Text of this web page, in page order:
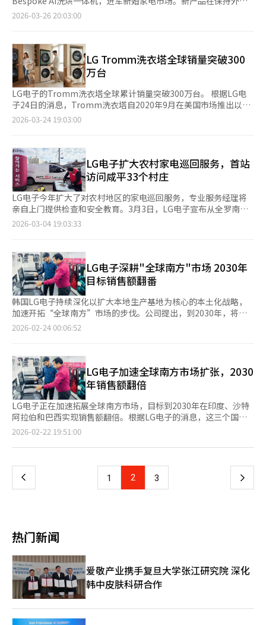
商百思买的自有品牌Insignia产品虽然价格便宜，但在消费者满意
度上得分较低。在高效波轮洗衣机类别中，LG电子
用效率及可靠性等主要指标上均获得高分。目前，LG电子在《消
费者报告》的整体洗衣机评估中，滚筒洗衣机类别占据1至8位，波
轮洗衣机类别则有10款型号进入前列，稳固了其在美国洗衣机市场
的领先地位。※ 本报道经人工智能（AI）系统翻译与编辑。
尺寸不变的情况下，提升了干燥容量和效率。 三星电子于26日在
为20公斤，是国内最大容量的一体机。通过增加“助推换热器”，
干燥容量比前作增加2公斤，优化了热交换器的性能。 产品采
用“预热”方式，快速提升内部温度，缩短整体流程时间。根
据“快速模式”，洗涤和干燥仅需69分钟，比2024年推出的第一
代产品缩短约30分钟。 成宗勋常务表示：“通过第三代换热器系
统，优化了大容量换热器的鳍片间距，最大化了换热面积。”他还
指出，通过精确控制洗衣机内部温度，最大化了大容量衣物的除湿
效率，增强了干燥性能。 产品还搭载了更先进的AI语音助
机”来控制产品，并实时获取使用方法的解答。 此外，产品还具
备“AI定制Plus”功能，能够根据衣物重量、种类和污垢程度执行
最佳程序；“AI振动噪音减震系统”可检测地面状态，优化噪音和
振动；“自动开门Plus”在洗涤结束后自动打开门以排出内部湿
气。 基于新婚夫妇的高需求，三星提供了多项优惠。三星官网上
建立了婚礼家电专用平台，方便用户组合各种家电，并为婚礼客户
提供特别策划展。 金用勋韩国总括CE团队长表示：“对于新婚夫
妇而言，家电性能以及设备之间的有机连接和与居住空间的和谐统
方位服务，显著减轻家务负担。 还推出了特别订阅服务。通过AI订
阅俱乐部，针对订阅婚礼家电的新婚夫妇，提供定制安装服务，例
如在平日晚上或周末安装家电，以及搬家后的重新安装等特别服
务。 产品有深钢、银钢、灰白、白色、黑色鱼子酱五种颜色，价
格根据配置在3199000韩元至4299000韩元之间。
2026-03-26 20:03:00
LG Tromm洗衣塔全球销量突破300
万台
LG电子的Tromm洗衣塔全球累计销量突破300万台。 根据LG电
子24日的消息，Tromm洗衣塔自2020年9月在美国市场推出以
来，已扩展至全球77个国家。约6年间平均每分钟售出一台。 在韩
和干衣机结合为塔式设计，适应了厨房和阳台空间减少的趋势。与
同类产品相比，其高度降低约9厘米，干衣机门中心距地面高度为
148.3厘米，方便身材较矮的用户操作。 去年，该产品被美国《福
布斯》评为“最佳洗衣机和干衣机组合”，并连续两年获得此殊
荣。美国的Reviewed.com和英国的Trusted Reviews也将其评为
最佳组合洗衣机。 去年，LG洗衣塔的AI功能进一步增强，包
括“AI时间感知”和“AI时间指导”等功能，能快速提供洗涤和干
燥时间预测，并在完成后提供“AI洗涤报告”。 2026年款LG洗衣
子HS事业本部长（副社长）表示：“凭借LG电子的核心部件技术
和AI，我们将为更多全球客户提供更便捷的衣物管理体验。”
2026-03-24 19:03:00
LG电子扩大农村家电巡回服务，首站
访问咸平33个村庄
LG电子今年扩大了对农村地区的家电巡回服务，专业服务经理将
亲自上门提供检查和安全教育。3月3日，LG电子宣布从全罗南道
咸平郡玉泉村开始，上半年将在33个村庄进行巡回服务。当天在玉
电源附近安装灭火贴，提供正确使用和管理家电的教育，提高安全
性和使用效率。LG电子与咸平郡政府签署了合作协议，将巡回服
务发展为与地方政府合作的模式，以减少服务盲区。地方政府选择
需要支持的村庄和家庭，LG电子优先提供服务。公司计划在下半
年扩大合作地区，去年在全罗南道15个村庄进行了超过1000次巡
回服务，出差总距离达2000公里。LG电子还在夏季洪灾地区设立
临时服务点，提供家电清洗和维修服务，并在高考前检查考场空调
系统。郑在雄，LG电子客户价值创新部门常务表示：“我们将继
升产品的广泛使用。”※ 本报道经人工智能（AI）系统翻译与编
辑。
2026-03-04 19:03:33
LG电子深耕"全球南方"市场 2030年
目标销售额翻番
韩国LG电子持续深化以扩大本地生产基地为核心的本土化战略，
加速开拓“全球南方”市场的步伐。公司提出，到2030年，将印
度、沙特阿拉伯、巴西等全球南方主要市场的销售额在现有基础上
年增长超过20%。公司提出，力争到2030年将全球南方市场的销
售规模扩大至目前的两倍，并将通过持续深化本土化布局推动这一
目标的实现。 具体来看，LG电子计划向巴西巴拉那州投资逾2亿美
元，新建一座建筑面积达7万平方米的生产工厂。该工厂预计于年
内投产，将重点生产高端产品及符合当地需求的定制化产品。新工
厂不仅将满足巴西本土家电市场需求，还将承担对周边国家的出口
任务，成为公司进军南美家电市场的重要战略支点。届时，包括位
于亚马孙州的现有工厂在内，LG电子在巴西的年产能将达到720万
台。 在印度市场，LG电子以面向当地消费者推出的专属家
度年轻中产阶层，销售洗衣机、空调和冰箱等必需家电产品。针对
部分地区水压偏低的情况，公司专门设计了可在低水压环境下稳定
工智能数据中心冷却解决方案；同时，公司还计划为高端住宅区建
印度市场，LG电子持续开展社会责任活动，运营“LG希望技术学
校”等本地化公益项目，通过深化企业社会责任实践，不断提升品
牌在当地市场的影响力与美誉度。
2026-02-24 00:06:52
LG电子加速全球南方市场扩张，2030
年销售额翻倍
LG电子正在加速拓展全球南方市场，目标到2030年在印度、沙特
阿拉伯和巴西实现销售额翻倍。根据LG电子的消息，这三个国家
去年的总销售额达到6.2万亿韩元，比2023年增长了20%以上，远
增长。LG电子CEO柳在哲在上任后宣布，将在这些高潜力市场最
部帕拉纳州投资超过2亿美元，建设占地76.7万平方米的新生产设
施，预计今年投产。新工厂将生产高端和区域适应性产品，满足当
的“必备系列”家电，包括洗衣机、空调和冰箱。在沙特阿拉伯，
LG电子与当地最大家电分销商Shaker合作，专注于适应高温环境
的HVAC技术，并参与国家主导的开发项目。LG电子还在这些地区
开展社会公益活动。在印度，运营“LG希望技术学校”，为弱势
青少年提供免费技术培训。在巴西和沙特，参与国家福利和环保项
目，扩大社会影响力。※ 本报道经人工智能（AI）系统翻译与编
辑。
2026-02-22 19:51:00
上
页
1 2 3 下
热门新闻
爱敬产业携手复旦大学张江研究院 深化
韩中皮肤科研合作